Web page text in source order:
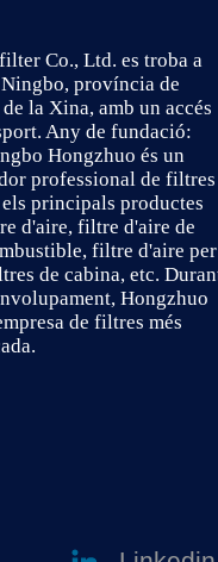
Co., Ltd. es troba a
província de
la Xina, amb un accés
Any de fundació:
Hongzhuo és un
professional de filtres
principals productes
d'aire, filtre d'aire de
filtre d'aire per
de cabina, etc.
Hongzhuo
de filtres més